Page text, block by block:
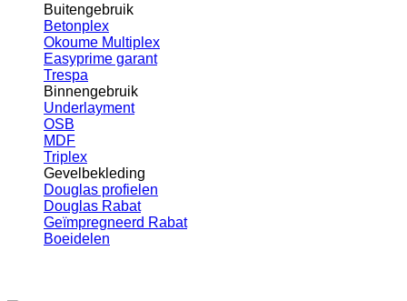
Buitengebruik
Betonplex
Okoume Multiplex
Easyprime garant
Trespa
Binnengebruik
Underlayment
OSB
MDF
Triplex
Gevelbekleding
Douglas profielen
Douglas Rabat
Geïmpregneerd Rabat
Boeidelen